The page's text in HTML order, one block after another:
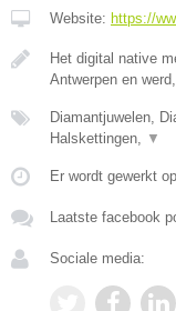
Website: https://
Het digital native
Antwerpen en werd,
Diamantjuwelen,
Halskettingen,
▼
Er wordt gewerkt
Laatste facebook
Sociale media: